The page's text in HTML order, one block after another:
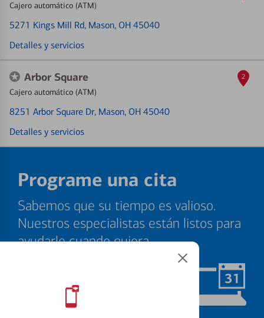
Cajero automático (ATM)
5271 Kings Mill Rd, Mason, OH 45040
Detalles y servicios
Arbor Square
Cajero automático (ATM)
8251 Arbor Square Dr, Mason, OH 45040
Detalles y servicios
2
Programe una cita
Sabemos que su tiempo es valioso.
Nuestros especialistas están listos para
ayudarle cuando quiera.
Programar ahora